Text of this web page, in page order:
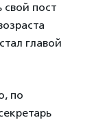
пост
главой
по